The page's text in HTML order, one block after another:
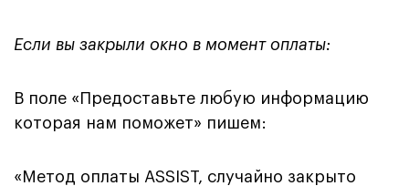
Если вы закрыли окно в момент оплаты:
В поле «Предоставьте любую информацию
которая нам поможет» пишем:
«Метод оплаты ASSIST, случайно закрыто